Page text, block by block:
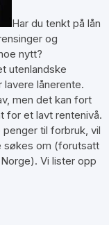
Har du tenkt på lån
og
nytt?
utenlandske
lånerente.
men det kan fort
for et lavt rentenivå.
penger til forbruk, vil
søkes om (forutsatt
Vi lister opp